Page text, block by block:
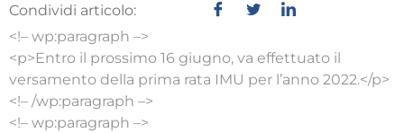
Condividi articolo:
<!– wp:paragraph –>
<p>Entro il prossimo 16 giugno, va effettuato il
versamento della prima rata IMU per l’anno 2022.</p>
<!– /wp:paragraph –>
<!– wp:paragraph –>